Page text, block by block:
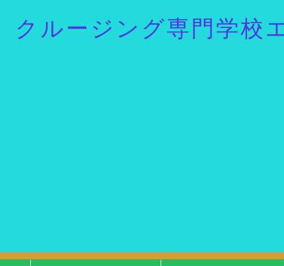
クルージング専門学校